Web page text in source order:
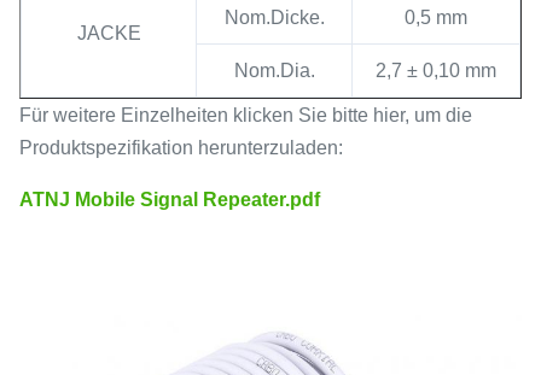
JACKE
Nom.Dicke. 0,5 mm
Nom.Dia. 2,7 ± 0,10 mm
Für weitere Einzelheiten klicken Sie bitte hier, um die
Produktspezifikation herunterzuladen:
ATNJ Mobile Signal Repeater.pdf